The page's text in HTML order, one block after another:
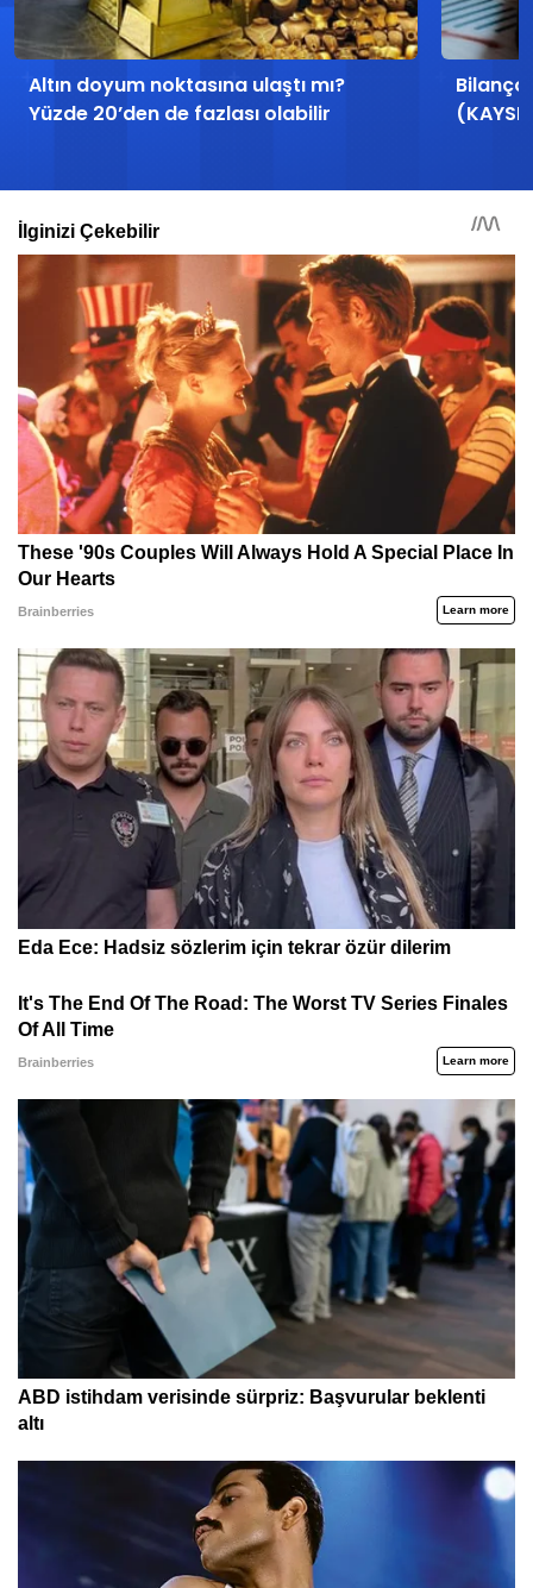
Altın doyum noktasına ulaştı mı?
Yüzde 20’den de fazlası olabilir
Bilanço